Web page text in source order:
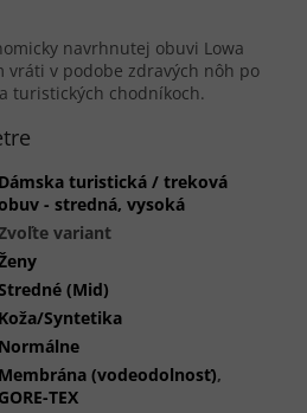
navrhnutej obuvi Lowa
vráti v podobe zdravých nôh po
turistických chodníkoch.
Dámska turistická / treková
- stredná, vysoká
variant
(Mid)
Koža/Syntetika
Normálne
Membrána (vodeodolnosť),
GORE-TEX